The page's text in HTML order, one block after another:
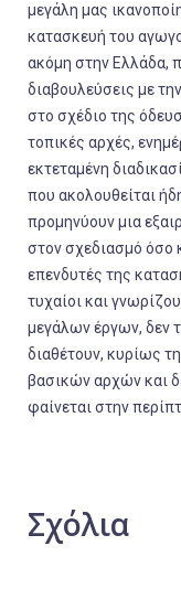
μεγάλη μας
κατασκευή του
ακόμη στην Ελλάδα,
διαβουλεύσεις με
στο σχέδιο της
τοπικές αρχές,
εκτεταμένη
που ακολουθείται
προμηνύουν μια
στον σχεδιασμό όσο
επενδυτές της
τυχαίοι και
μεγάλων έργων, δεν
διαθέτουν, κυρίως
βασικών αρχών και
φαίνεται στην
Σχόλια